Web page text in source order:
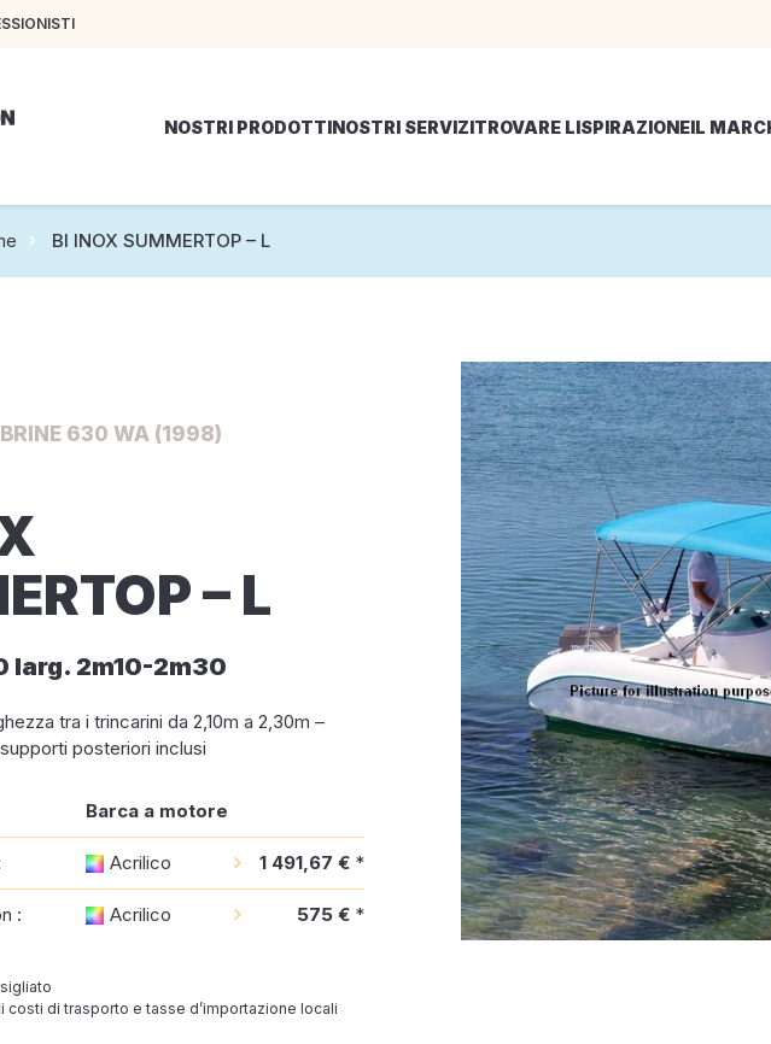
NOSTRI PRODOTTINOSTRI SERVIZITROVARE LISPIRAZIONEIL
BI INOX SUMMERTOP – L
630 WA (1998)
– L
larg. 2m10-2m30
tra i trincarini da 2,10m a 2,30m –
posteriori inclusi
Barca a motore
Acrilico 1 491,67 € *
: Acrilico 575 € *
costi di trasporto e tasse d’importazione locali